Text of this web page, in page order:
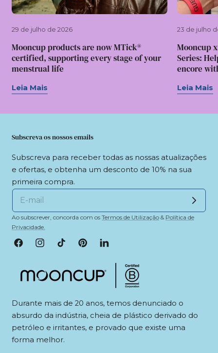
29 de julho de 2026
Mooncup products are now MTick®
certified, supporting every stage of your
menstrual life
Leia Mais
23 de julho
Mooncup
Series:
encore
Leia Mais
Subscreva os nossos emails
Subscreva para receber todas as nossas atualizações
e ofertas, e obtenha um desconto de 10% na sua
primeira compra.
Ao subscrever, concorda com os Termos de Utilização & Política de
Privacidade.
FacebookInstagramTikTokPinterestLinkedIn
Durante mais de 20 anos, temos denunciado o
absurdo da indústria, cheia de plástico derivado do
petróleo e irritantes, e provado que existe uma
forma melhor.